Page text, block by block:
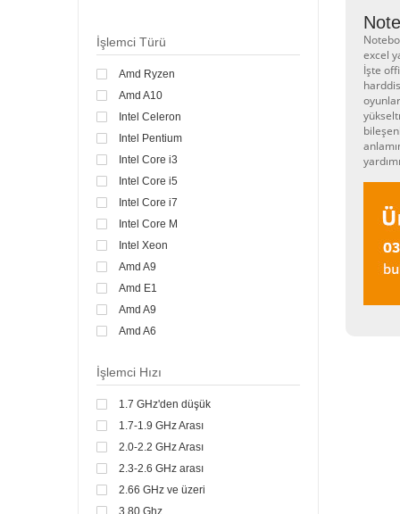
İşlemci Türü
Amd Ryzen
Amd A10
Intel Celeron
Intel Pentium
Intel Core i3
Intel Core i5
Intel Core i7
Intel Core M
Intel Xeon
Amd A9
Amd E1
Amd A9
Amd A6
Intel Core i9
İşlemci Hızı
1.7 GHz'den düşük
1.7-1.9 GHz Arası
2.0-2.2 GHz Arası
2.3-2.6 GHz arası
2.66 GHz ve üzeri
3.80 Ghz
excel
İşte